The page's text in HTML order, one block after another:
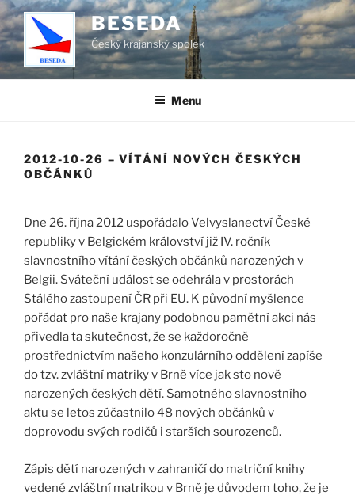
Přejít
k
obsahu
webu
BESEDA
Český krajanský spolek
Menu
2012-10-26 – VÍTÁNÍ NOVÝCH ČESKÝCH
OBČÁNKŮ
Dne 26. října 2012 uspořádalo Velvyslanectví České
republiky v Belgickém království již IV. ročník
slavnostního vítání českých občánků narozených v
Belgii. Sváteční událost se odehrála v prostorách
Stálého zastoupení ČR při EU. K původní myšlence
pořádat pro naše krajany podobnou pamětní akci nás
přivedla ta skutečnost, že se každoročně
prostřednictvím našeho konzulárního oddělení zapíše
do tzv. zvláštní matriky v Brně více jak sto nově
narozených českých dětí. Samotného slavnostního
aktu se letos zúčastnilo 48 nových občánků v
doprovodu svých rodičů i starších sourozenců.
Zápis dětí narozených v zahraničí do matriční knihy
vedené zvláštní matrikou v Brně je důvodem toho, že je